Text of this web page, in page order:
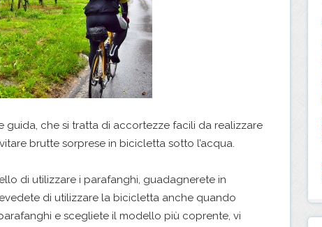
guida, che si tratta di accortezze facili da realizzare
brutte sorprese in bicicletta sotto l’acqua.
di utilizzare i parafanghi, guadagnerete in
di utilizzare la bicicletta anche quando
e scegliete il modello più coprente, vi